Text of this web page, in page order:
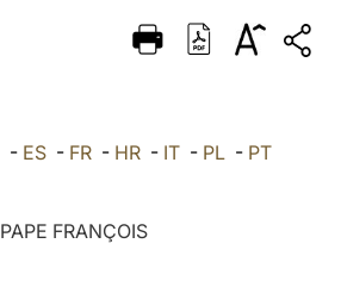
DEUTSCH
العربيّة - ES- FR- HR- IT- PL- PT
PAPE FRANÇOIS